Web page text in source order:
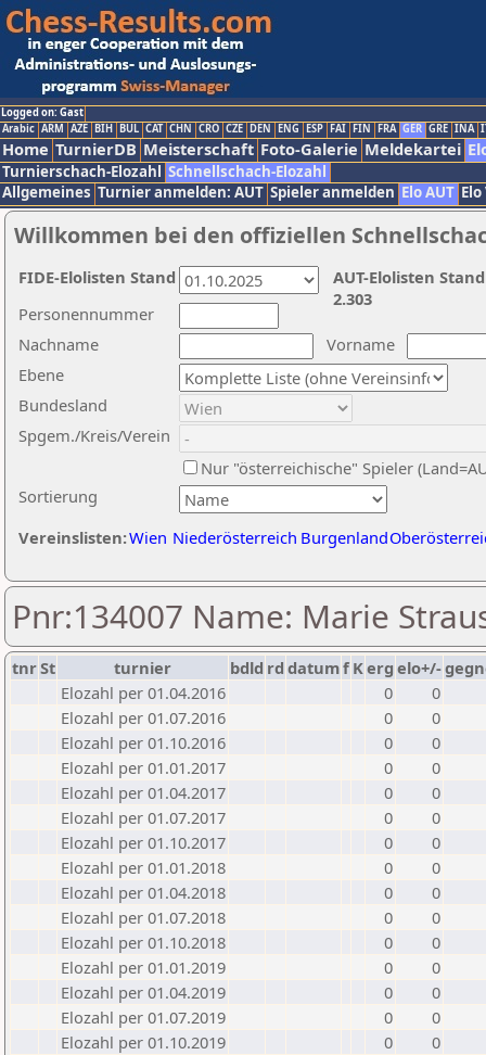
Logged on: Gast
Arabic ARM AZE BIH BUL CAT CHN CRO CZE DEN ENG ESP FAI FIN FRA GER GRE INA
Home TurnierDB Meisterschaft Foto-Galerie Meldekartei
Turnierschach-Elozahl Schnellschach-Elozahl
Allgemeines Turnier anmelden: AUT Spieler anmelden Elo AUT
Willkommen bei den offiziellen
Nachname
Vorname
Ebene
Sortierung
Personennummer
Bundesland
Spgem./Kreis/Verein
Nur "österreichische" Spieler
Vereinslisten:Wien Niederösterreich Burgenland
AUT-Elolisten
2.303
FIDE-Elolisten Stand
Pnr:134007 Name: Marie
tnrSt turnier bdld rd datumf Kerg elo+/-
Elozahl per 01.04.2016
0
0
Elozahl per 01.07.2016
0
0
Elozahl per 01.10.2016
0
0
Elozahl per 01.01.2017
0
0
Elozahl per 01.04.2017
0
0
Elozahl per 01.07.2017
0
0
Elozahl per 01.10.2017
0
0
Elozahl per 01.01.2018
0
0
Elozahl per 01.04.2018
0
0
Elozahl per 01.07.2018
0
0
Elozahl per 01.10.2018
0
0
Elozahl per 01.01.2019
0
0
Elozahl per 01.04.2019
0
0
Elozahl per 01.07.2019
0
0
Elozahl per 01.10.2019
0
0